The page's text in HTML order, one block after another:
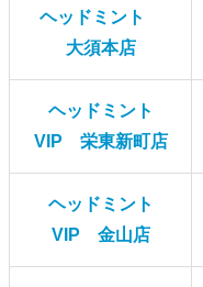
ヘッドミント
大須本店
ヘッドミント
VIP 栄東新町店
ヘッドミント
VIP 金山店